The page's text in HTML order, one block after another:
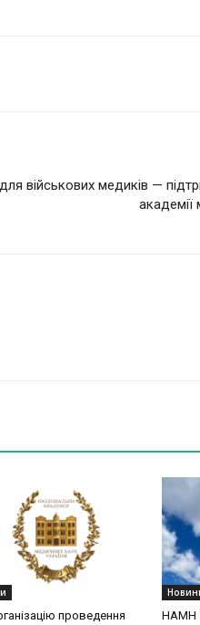
військових медиків —
академії
проведення
НАМН